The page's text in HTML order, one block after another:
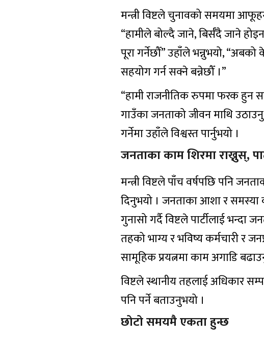
मन्त्री विष्टले चुनावको समयमा
“हामीले बोल्दै जाने, बिर्सँदै जाने
पूरा गर्नेछौँ” उहाँले भन्नुभयो,
सहयोग गर्न सक्ने बन्नेछौँ ।”
“हामी राजनीतिक रुपमा फरक हुन
गाउँका जनताको जीवन माथि
गर्नेमा उहाँले विश्वस्त पार्नुभयो ।
जनताका काम शिरमा राख्नुस्,
मन्त्री विष्टले पाँच वर्षपछि पनि
दिनुभयो । जनताका आशा र समस्या
गुनासो गर्दै विष्टले पार्टीलाई भन्दा
तहको भाग्य र भविष्य कर्मचारी र
सामूहिक प्रयत्नमा काम अगाडि
विष्टले स्थानीय तहलाई अधिकार
पनि पर्ने बताउनुभयो ।
छोटो समयमै एकता हुन्छ